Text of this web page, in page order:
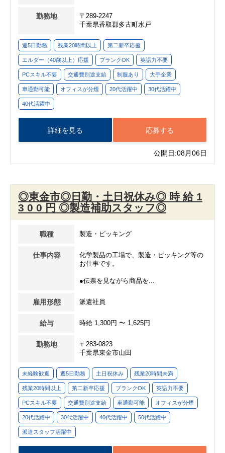
勤務地
〒289-2247
千葉県香取郡多古町水戸
週5日勤務 残業20時間以上 第二新卒応援
エルダー（40歳以上）応援 ブランクOK 英語力不要
PCスキル不要 交通費別途支給 制服あり 大手企業
車通勤可能 オフィスが分煙 20代活躍中 30代活躍中
40代活躍中
応募する
詳細を見る
公開日:08月06日
◎東金市◎日勤・土日祝休み◎ 時 給 1
3 0 0 円 ◎製造補助スタッフ◎
職種 製造・ピッキング
仕事内容
化学製品の工場で、製造・ピッキング等の
お仕事です。
●伝票を見ながら商品を...
雇用形態 派遣社員
給与 時給 1,300円 〜 1,625円
勤務地
〒283-0823
千葉県東金市山田
未経験歓迎 週5日勤務 土日祝休み 残業20時間未満
残業20時間以上 第二新卒応援 ブランクOK 英語力不要
PCスキル不要 交通費別途支給 車通勤可能 オフィスが分煙
20代活躍中 30代活躍中 40代活躍中 50代活躍中
派遣スタッフ活躍中